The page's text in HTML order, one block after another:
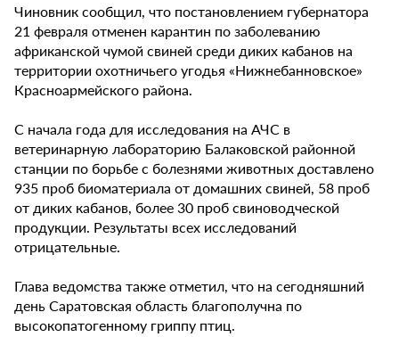
Чиновник сообщил, что постановлением губернатора
21 февраля отменен карантин по заболеванию
африканской чумой свиней среди диких кабанов на
территории охотничьего угодья «Нижнебанновское»
Красноармейского района.
С начала года для исследования на АЧС в
ветеринарную лабораторию Балаковской районной
станции по борьбе с болезнями животных доставлено
935 проб биоматериала от домашних свиней, 58 проб
от диких кабанов, более 30 проб свиноводческой
продукции. Результаты всех исследований
отрицательные.
Глава ведомства также отметил, что на сегодняшний
день Саратовская область благополучна по
высокопатогенному гриппу птиц.